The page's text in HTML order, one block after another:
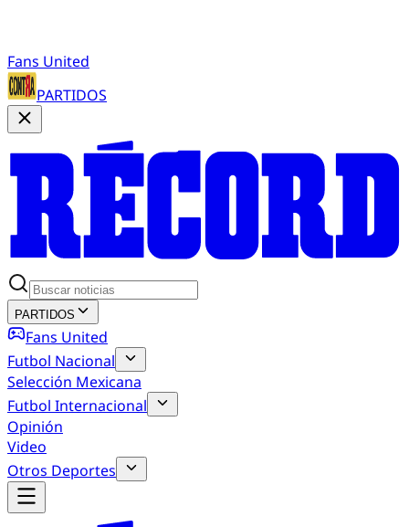
Fans United
PARTIDOS
PARTIDOS
Fans United
Futbol Nacional
Selección Mexicana
Futbol Internacional
Opinión
Video
Otros Deportes